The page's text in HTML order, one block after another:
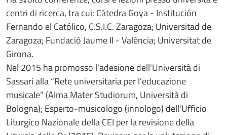
centri di ricerca, tra cui: Cátedra Goya - Institución
Fernando el Católico, C.S.I.C. Zaragoza; Universitad de
Zaragoza; Fundaciò Jaume II - València; Universitat de
Girona.
Nel 2015 ha promosso l'adesione dell'Università di
Sassari alla “Rete universitaria per l’educazione
musicale” (Alma Mater Studiorum, Università di
Bologna); Esperto-musicologo (innologo) dell'Ufficio
Liturgico Nazionale della CEI per la revisione della